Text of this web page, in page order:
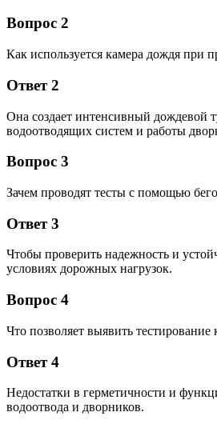
Вопрос 2
Как используется камера дождя при
Ответ 2
Она создает интенсивный дождевой
водоотводящих систем и работы
Вопрос 3
Зачем проводят тесты с помощью
Ответ 3
Чтобы проверить надежность и
условиях дорожных нагрузок.
Вопрос 4
Что позволяет выявить
Ответ 4
Недостатки в герметичности и
водоотвода и дворников.